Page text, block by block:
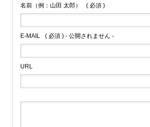
名前（例：山田 太郎） ( 必須 )
E-MAIL ( 必須 ) - 公開されません -
URL